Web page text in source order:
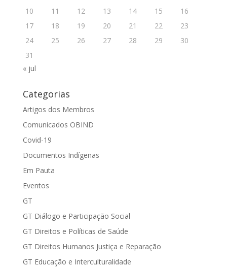
10
11 12 13 14 15
16
17
18 19 20 21 22
23
24
25 26 27 28 29
30
31
« jul
Categorias
Artigos dos Membros
Comunicados OBIND
Covid-19
Documentos Indígenas
Em Pauta
Eventos
GT
GT Diálogo e Participação Social
GT Direitos e Políticas de Saúde
GT Direitos Humanos Justiça e Reparação
GT Educação e Interculturalidade